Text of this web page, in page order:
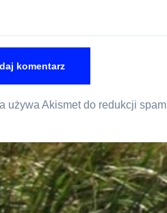
używa Akismet do redukcji